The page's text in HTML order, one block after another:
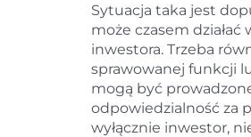
Sytuacja taka jest
może czasem
inwestora. Trzeba
sprawowanej funkcji
mogą być
odpowiedzialność za
wyłącznie inwestor,